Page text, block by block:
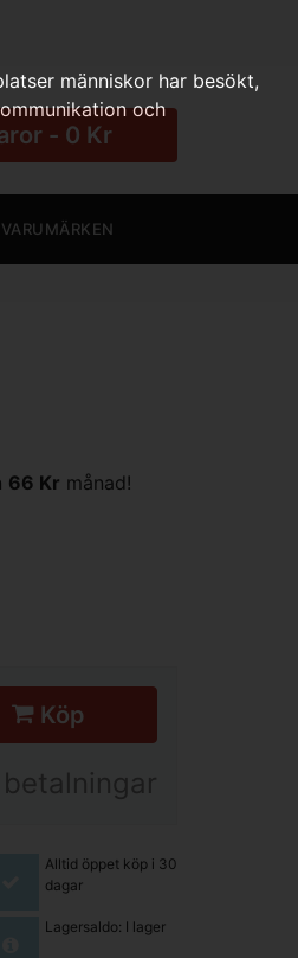
- 0 Kr
VARUMÄRKEN
66 Kr månad!
Köp
Alltid öppet köp i 30
dagar
Lagersaldo: I lager
människor har besökt,
och